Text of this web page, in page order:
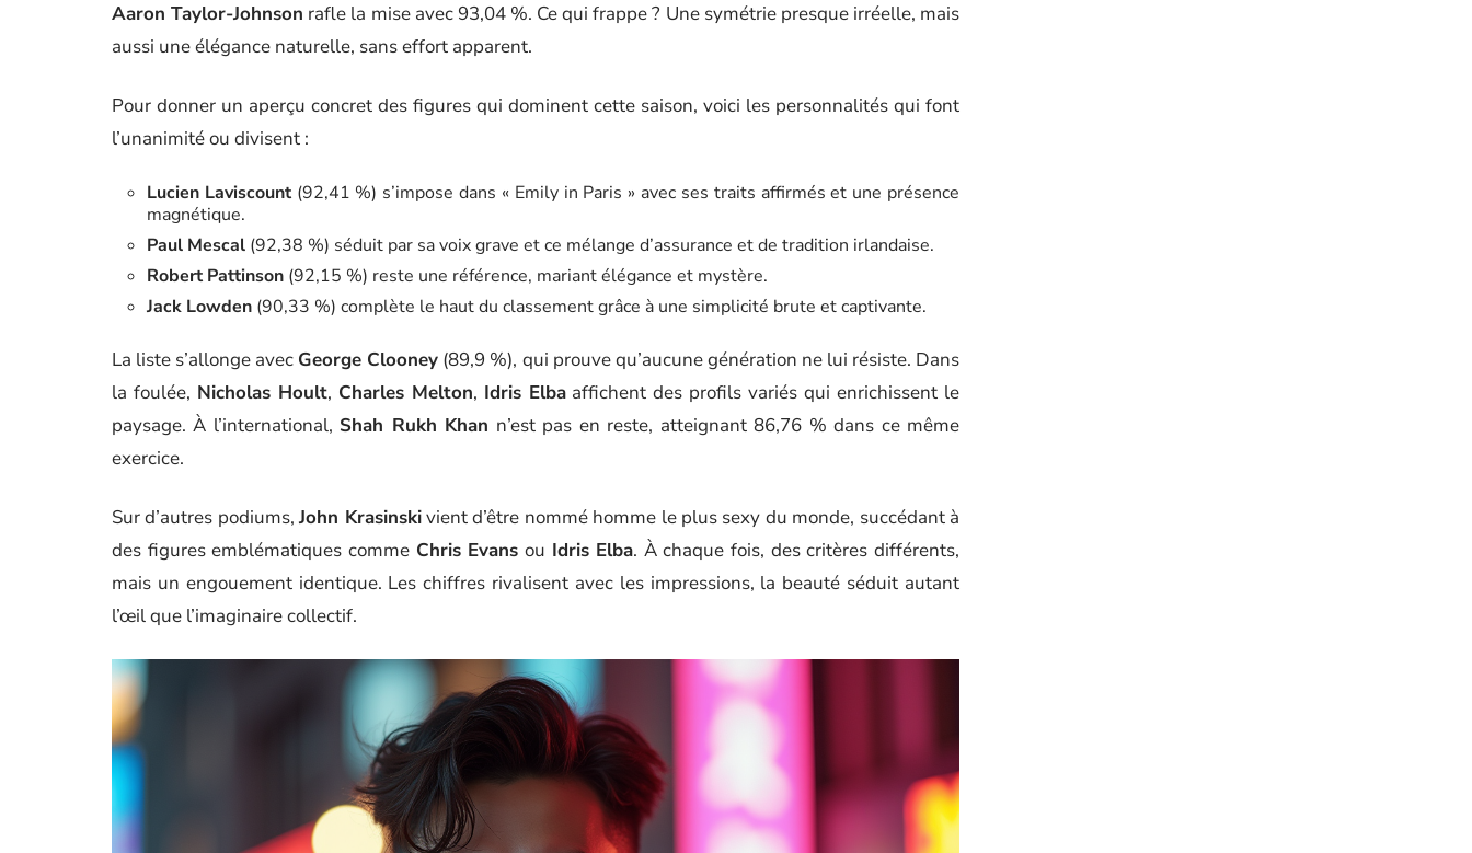
Aaron Taylor-Johnson rafle la mise avec 93,04 %. Ce qui frappe ? Une symétrie presque irréelle, mais
aussi une élégance naturelle, sans effort apparent.
Pour donner un aperçu concret des figures qui dominent cette saison, voici les personnalités qui font
l’unanimité ou divisent :
Lucien Laviscount(92,41 %) s’impose dans « Emily in Paris » avec ses traits affirmés et une présence
magnétique.
Paul Mescal (92,38 %) séduit par sa voix grave et ce mélange d’assurance et de tradition irlandaise.
Robert Pattinson (92,15 %) reste une référence, mariant élégance et mystère.
Jack Lowden (90,33 %) complète le haut du classement grâce à une simplicité brute et captivante.
La liste s’allonge avec George Clooney (89,9 %), qui prouve qu’aucune génération ne lui résiste. Dans
la foulée, Nicholas Hoult, Charles Melton, Idris Elbaaffichent des profils variés qui enrichissent le
paysage. À l’international, Shah Rukh Khan n’est pas en reste, atteignant 86,76 % dans ce même
exercice.
Sur d’autres podiums,John Krasinskivient d’être nommé homme le plus sexy du monde, succédant à
des figures emblématiques comme Chris Evans ou Idris Elba. À chaque fois, des critères différents,
mais un engouement identique. Les chiffres rivalisent avec les impressions, la beauté séduit autant
l’œil que l’imaginaire collectif.